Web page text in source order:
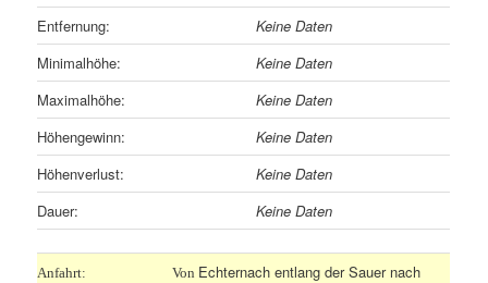
Entfernung:
Keine Daten
Minimalhöhe:
Keine Daten
Maximalhöhe:
Keine Daten
Höhengewinn:
Keine Daten
Höhenverlust:
Keine Daten
Dauer:
Keine Daten
Anfahrt: Von Echternach entlang der Sauer nach